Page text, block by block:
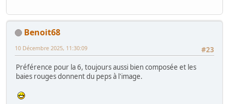
Benoit68
#23
10 Décembre 2025, 11:30:09
Préférence pour la 6, toujours aussi bien composée et les
baies rouges donnent du peps à l'image.